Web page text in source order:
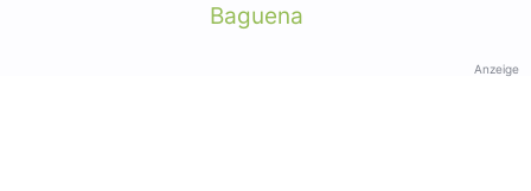
Baguena
Anzeige